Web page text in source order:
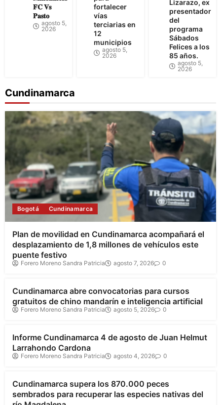
𝐅𝐂 𝐕𝐬
𝐏𝐚𝐬𝐭𝐨
agosto 5,
2026
fortalecer
vías
terciarias en
12
municipios
agosto 5,
2026
Lizarazo, ex
presentador
del
programa
Sábados
Felices a los
85 años.
agosto 5,
2026
Cundinamarca
Bogotá Cundinamarca
Plan de movilidad en Cundinamarca acompañará el
desplazamiento de 1,8 millones de vehículos este
puente festivo
Forero Moreno Sandra Patricia agosto 7, 2026 0
Cundinamarca
Cundinamarca abre convocatorias para cursos
gratuitos de chino mandarín e inteligencia artificial
Forero Moreno Sandra Patricia agosto 5, 2026 0
Cundinamarca
Informe Cundinamarca 4 de agosto de Juan Helmut
Larrahondo Cardona
Forero Moreno Sandra Patricia agosto 4, 2026 0
Cundinamarca
Cundinamarca supera los 870.000 peces
sembrados para recuperar las especies nativas del